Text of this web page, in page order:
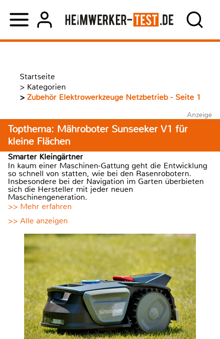
Startseite
> Kategorien
> Zubehör Elektrowerkzeuge Netzbetrieb - Seite 1
Anzeige
Topthema: Mähroboter Sunseeker V1 für
kleine Flächen
Smarter Kleingärtner
In kaum einer Maschinen-Gattung geht die Entwicklung
so schnell von statten, wie bei den Rasenrobotern.
Insbesondere bei der Navigation im Garten überbieten
sich die Hersteller mit jeder neuen
Maschinengeneration.
>> Mehr erfahren
>> Alle anzeigen